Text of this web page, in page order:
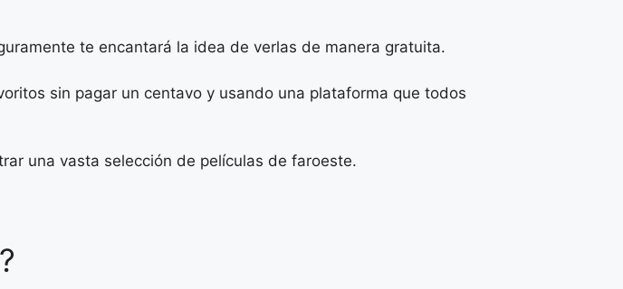
te encantará la idea de verlas de manera gratuita.
sin pagar un centavo y usando una plataforma que todos
una vasta selección de películas de faroeste.